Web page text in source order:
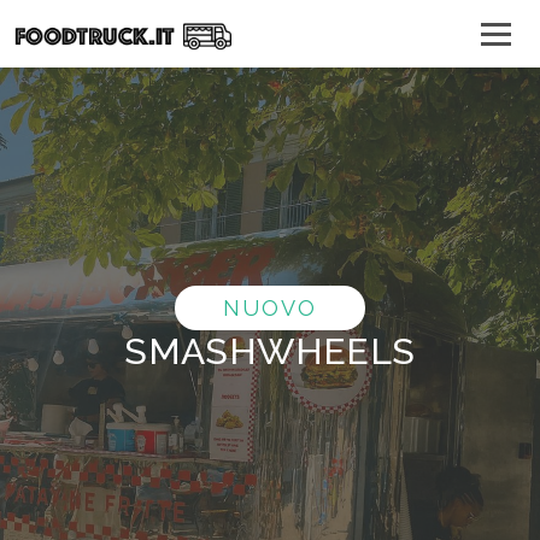
NUOVO
SMASHWHEELS